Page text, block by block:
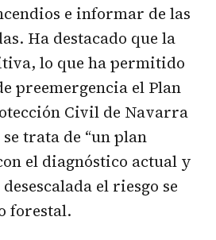
e informar de las
Ha destacado que la
lo que ha permitido
preemergencia el Plan
Civil de Navarra
trata de “un plan
el diagnóstico actual y
el riesgo se
forestal.